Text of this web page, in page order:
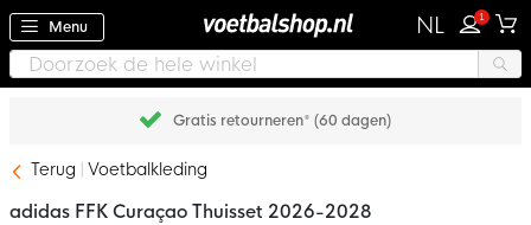
Menu NL 1
Gratis retourneren* (60 dagen)
Terug Voetbalkleding
adidas FFK Curaçao Thuisset 2026-2028